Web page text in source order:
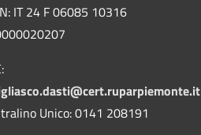
IT 24 F 06085 10316
Unico: 0141 208191